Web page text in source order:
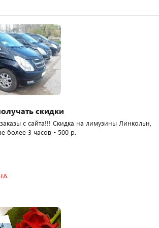
скидки
с сайта!!! Скидка на лимузины Линкольн,
более 3 часов - 500 р.